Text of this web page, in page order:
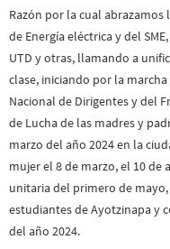
Razón por la cual
de Energía eléctrica y del SME,
UTD y otras, llamando a
clase, iniciando por la
Nacional de Dirigentes y del
de Lucha de las madres y
marzo del año 2024 en la
mujer el 8 de marzo, el 10 de
unitaria del primero de
estudiantes de Ayotzinapa y
del año 2024.